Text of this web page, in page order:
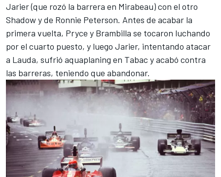
Jarier (que rozó la barrera en Mirabeau) con el otro
Shadow y de Ronnie Peterson. Antes de acabar la
primera vuelta, Pryce y Brambilla se tocaron luchando
por el cuarto puesto, y luego Jarier, intentando atacar
a Lauda, sufrió aquaplaning en Tabac y acabó contra
las barreras, teniendo que abandonar.